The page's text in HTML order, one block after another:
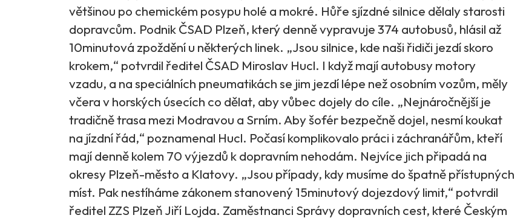
většinou po chemickém posypu holé a mokré. Hůře sjízdné silnice dělaly starosti
dopravcům. Podnik ČSAD Plzeň, který denně vypravuje 374 autobusů, hlásil až
10minutová zpoždění u některých linek. „Jsou silnice, kde naši řidiči jezdí skoro
krokem,“ potvrdil ředitel ČSAD Miroslav Hucl. I když mají autobusy motory
vzadu, a na speciálních pneumatikách se jim jezdí lépe než osobním vozům, měly
včera v horských úsecích co dělat, aby vůbec dojely do cíle. „Nejnáročnější je
tradičně trasa mezi Modravou a Srním. Aby šofér bezpečně dojel, nesmí koukat
na jízdní řád,“ poznamenal Hucl. Počasí komplikovalo práci i záchranářům, kteří
mají denně kolem 70 výjezdů k dopravním nehodám. Nejvíce jich připadá na
okresy Plzeň-město a Klatovy. „Jsou případy, kdy musíme do špatně přístupných
míst. Pak nestíháme zákonem stanovený 15minutový dojezdový limit,“ potvrdil
ředitel ZZS Plzeň Jiří Lojda. Zaměstnanci Správy dopravních cest, které Českým